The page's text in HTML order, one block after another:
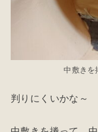
中敷きを
判りにくいかな～